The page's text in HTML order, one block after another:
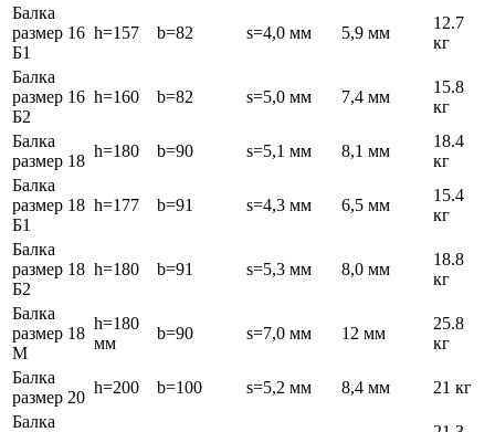
Балка
размер 16
Б1
h=157 b=82 s=4,0 мм 5,9 мм
12.7
кг
Балка
размер 16
Б2
h=160 b=82 s=5,0 мм 7,4 мм
15.8
кг
Балка
размер 18
h=180 b=90 s=5,1 мм 8,1 мм
18.4
кг
Балка
размер 18
Б1
h=177 b=91 s=4,3 мм 6,5 мм
15.4
кг
Балка
размер 18
Б2
h=180 b=91 s=5,3 мм 8,0 мм
18.8
кг
Балка
размер 18
М
h=180
мм
b=90 s=7,0 мм 12 мм
25.8
кг
Балка
размер 20
h=200 b=100 s=5,2 мм 8,4 мм
21 кг
Балка